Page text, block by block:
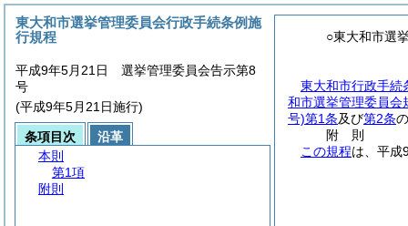
○東大和市選
東大和市行政手続
和市選挙管理委員会
号)第1条及び第2条
附 則
この規程は、平成
東大和市選挙管理委員会行政手続条例施
行規程
平成9年5月21日 選挙管理委員会告示第8
号
(平成9年5月21日施行)
条項目次
沿革
本則
第1項
附則